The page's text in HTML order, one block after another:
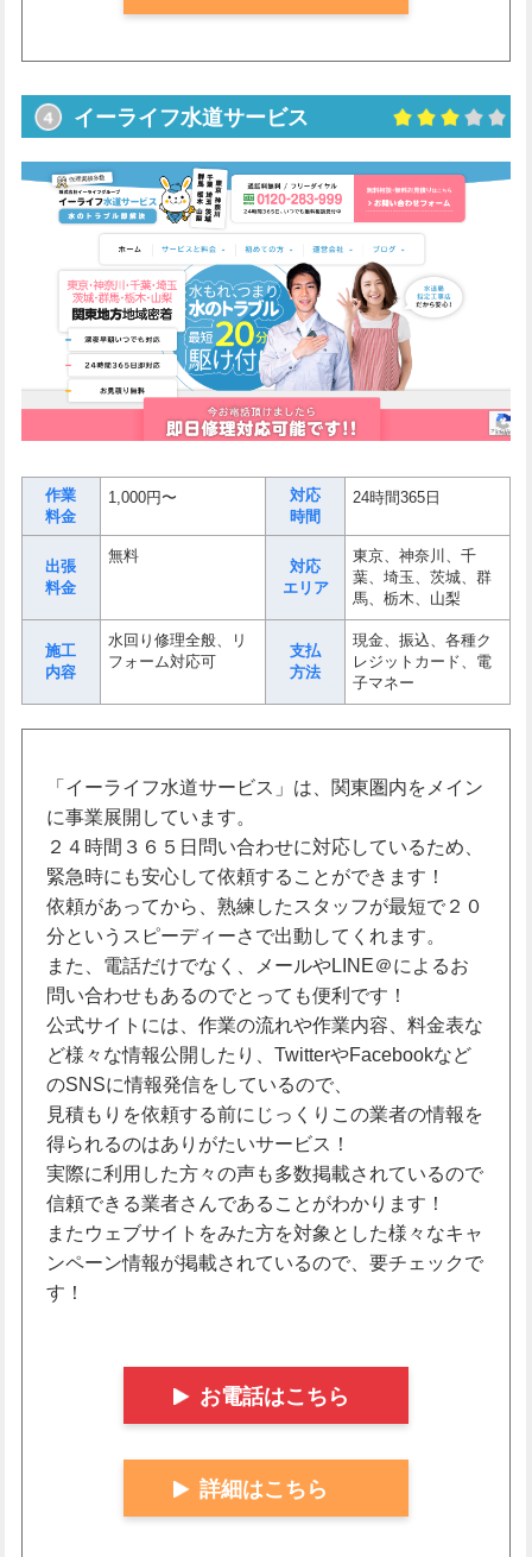
イーライフ水道サービス
作業
料金
1,000円〜
対応
時間
24時間365日
出張
料金
無料
対応
エリア
東京、神奈川、千
葉、埼玉、茨城、群
馬、栃木、山梨
施工
内容
水回り修理全般、リ
フォーム対応可
支払
方法
現金、振込、各種ク
レジットカード、電
子マネー
「イーライフ水道サービス」は、関東圏内をメイン
に事業展開しています。
２４時間３６５日問い合わせに対応しているため、
緊急時にも安心して依頼することができます！
依頼があってから、熟練したスタッフが最短で２０
分というスピーディーさで出動してくれます。
また、電話だけでなく、メールやLINE＠によるお
問い合わせもあるのでとっても便利です！
公式サイトには、作業の流れや作業内容、料金表な
ど様々な情報公開したり、TwitterやFacebookなど
のSNSに情報発信をしているので、
見積もりを依頼する前にじっくりこの業者の情報を
得られるのはありがたいサービス！
実際に利用した方々の声も多数掲載されているので
信頼できる業者さんであることがわかります！
またウェブサイトをみた方を対象とした様々なキャ
ンペーン情報が掲載されているので、要チェックで
す！
お電話はこちら
詳細はこちら